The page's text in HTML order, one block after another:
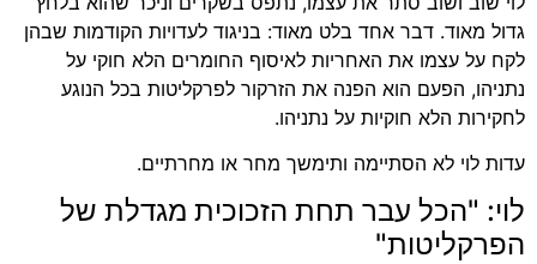
גדול מאוד. דבר אחד בלט מאוד: בניגוד לעדויות הקודמות שבהן
לקח על עצמו את האחריות לאיסוף החומרים הלא חוקי על
נתניהו, הפעם הוא הפנה את הזרקור לפרקליטות בכל הנוגע
לחקירות הלא חוקיות על נתניהו.
עדות לוי לא הסתיימה ותימשך מחר או מחרתיים.
לוי: "הכל עבר תחת הזכוכית מגדלת של
הפרקליטות"